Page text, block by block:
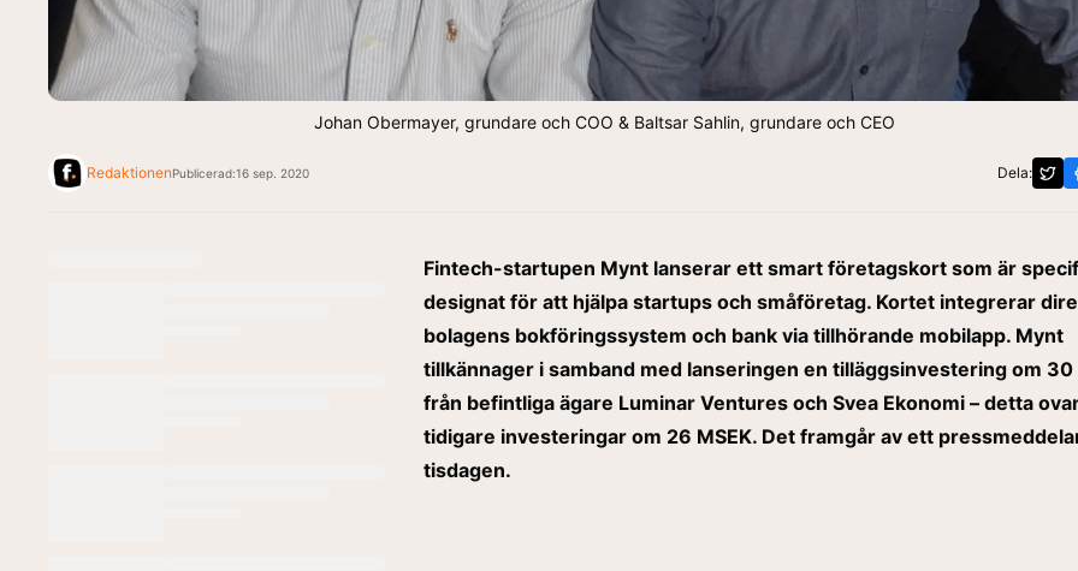
Johan Obermayer, grundare och COO & Baltsar Sahlin, grundare och CEO
RedaktionenPublicerad:16 sep. 2020 Dela:
Fintech-startupen Mynt lanserar ett smart företagskort som är
designat för att hjälpa startups och småföretag. Kortet integrerar
bolagens bokföringssystem och bank via tillhörande mobilapp. Mynt
tillkännager i samband med lanseringen en tilläggsinvestering om 30
från befintliga ägare Luminar Ventures och Svea Ekonomi – detta
tidigare investeringar om 26 MSEK. Det framgår av ett
tisdagen.